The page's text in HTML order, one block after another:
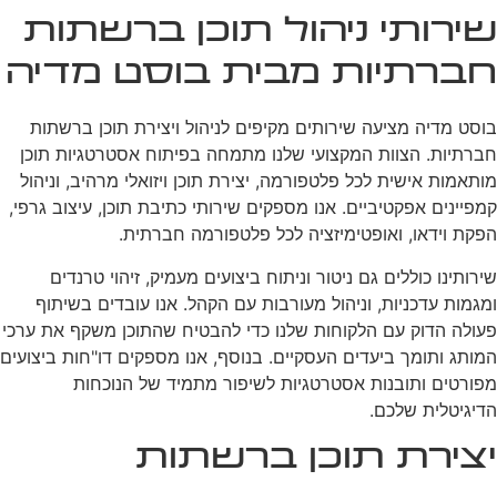
שירותי ניהול תוכן ברשתות
חברתיות מבית בוסט מדיה
בוסט מדיה מציעה שירותים מקיפים לניהול ויצירת תוכן ברשתות
חברתיות. הצוות המקצועי שלנו מתמחה בפיתוח אסטרטגיות תוכן
מותאמות אישית לכל פלטפורמה, יצירת תוכן ויזואלי מרהיב, וניהול
קמפיינים אפקטיביים. אנו מספקים שירותי כתיבת תוכן, עיצוב גרפי,
הפקת וידאו, ואופטימיזציה לכל פלטפורמה חברתית.
שירותינו כוללים גם ניטור וניתוח ביצועים מעמיק, זיהוי טרנדים
ומגמות עדכניות, וניהול מעורבות עם הקהל. אנו עובדים בשיתוף
פעולה הדוק עם הלקוחות שלנו כדי להבטיח שהתוכן משקף את ערכי
המותג ותומך ביעדים העסקיים. בנוסף, אנו מספקים דו"חות ביצועים
מפורטים ותובנות אסטרטגיות לשיפור מתמיד של הנוכחות
הדיגיטלית שלכם.
יצירת תוכן ברשתות